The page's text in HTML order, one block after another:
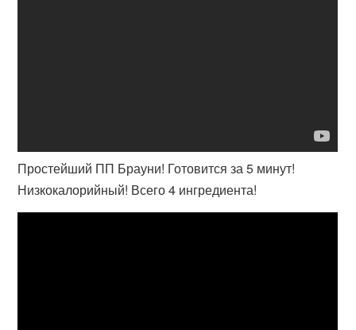
Простейший ПП Брауни! Готовится за 5 минут!
Низкокалорийный! Всего 4 ингредиента!